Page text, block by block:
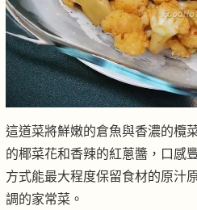
這道菜將鮮嫩的倉魚與香濃的欖
的椰菜花和香辣的紅蔥醬，口感
方式能最大程度保留食材的原汁
調的家常菜。